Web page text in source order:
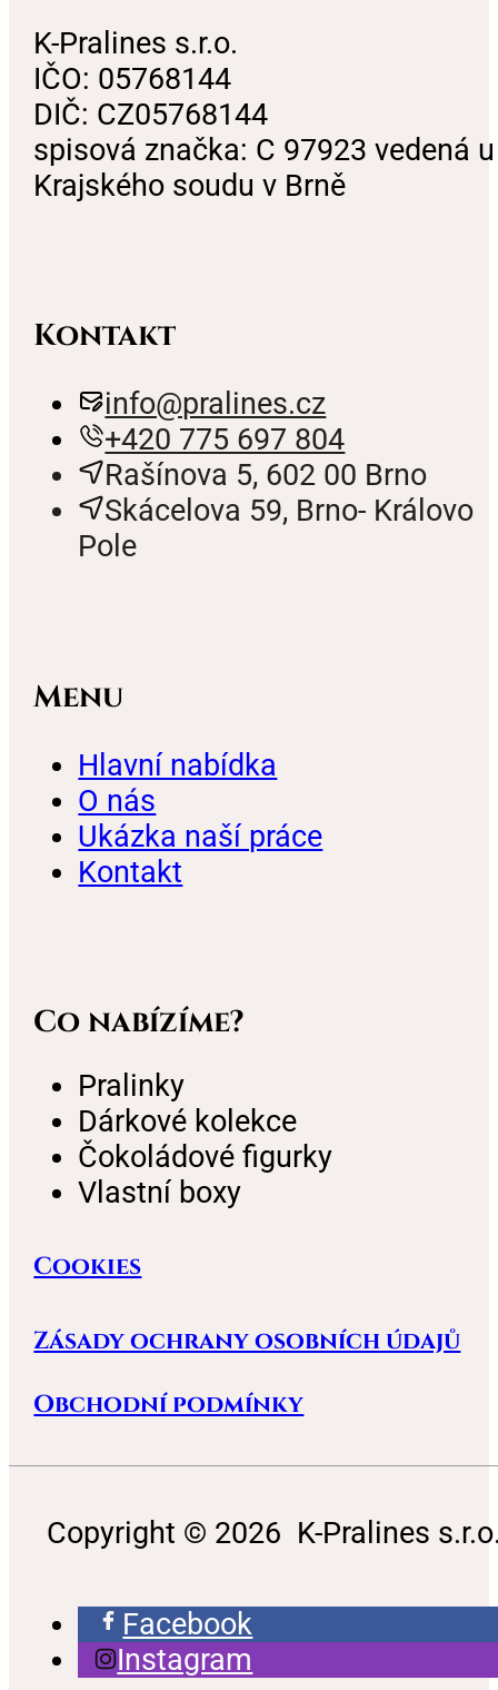
K-Pralines s.r.o.
IČO: 05768144
DIČ: CZ05768144
spisová značka: C 97923 vedená u
Krajského soudu v Brně
Kontakt
info@pralines.cz
+420 775 697 804
Rašínova 5, 602 00 Brno
Skácelova 59, Brno- Královo
Pole
Menu
Hlavní nabídka
O nás
Ukázka naší práce
Kontakt
Co nabízíme?
Pralinky
Dárkové kolekce
Čokoládové figurky
Vlastní boxy
Cookies
Zásady ochrany osobních údajů
Obchodní podmínky
Copyright © 2026 K-Pralines
Facebook
Instagram